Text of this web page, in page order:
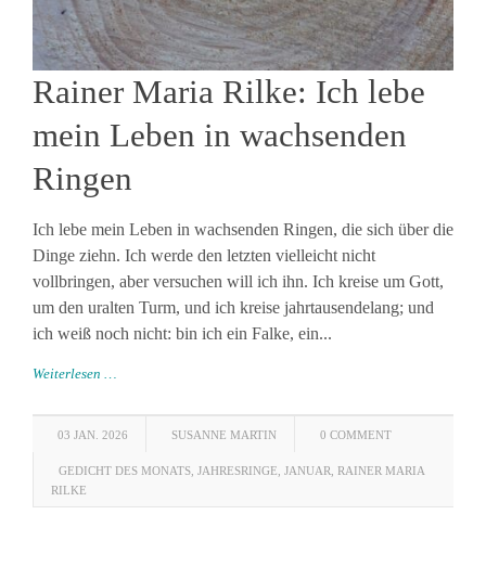
Rainer Maria Rilke: Ich lebe
mein Leben in wachsenden
Ringen
Ich lebe mein Leben in wachsenden Ringen, die sich über die
Dinge ziehn. Ich werde den letzten vielleicht nicht
vollbringen, aber versuchen will ich ihn. Ich kreise um Gott,
um den uralten Turm, und ich kreise jahrtausendelang; und
ich weiß noch nicht: bin ich ein Falke, ein...
Weiterlesen …
03 JAN. 2026 SUSANNE MARTIN 0 COMMENT
GEDICHT DES MONATS JAHRESRINGE JANUAR RAINER MARIA
RILKE